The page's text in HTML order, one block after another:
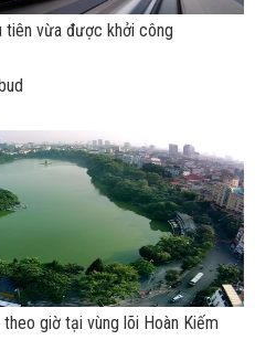
vừa được khởi công
giờ tại vùng lõi Hoàn Kiếm